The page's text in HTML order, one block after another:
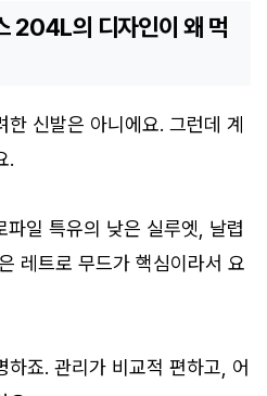
204L의 디자인이 왜 먹
신발은 아니에요. 그런데 계
.
일 특유의 낮은 실루엣, 날렵
레트로 무드가 핵심이라서 요
죠. 관리가 비교적 편하고, 어